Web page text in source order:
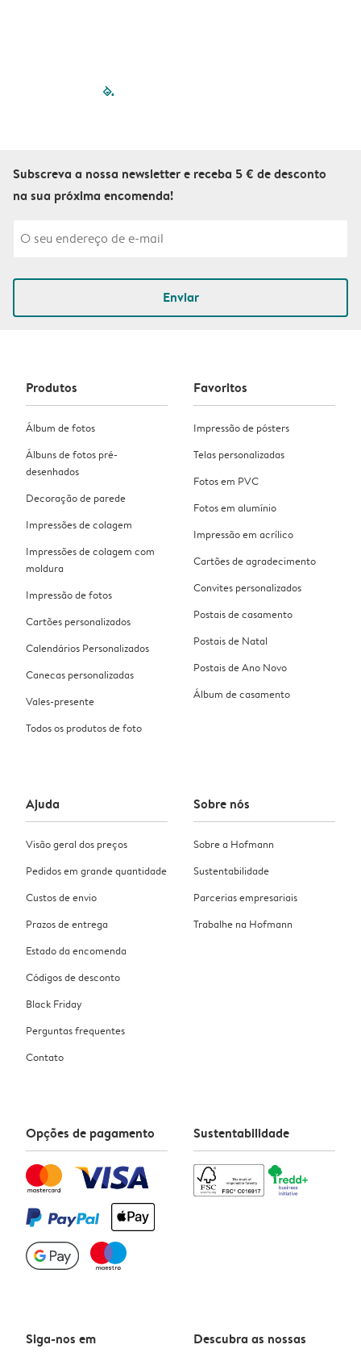
filled-pagination
Subscreva a nossa newsletter e receba 5 € de desconto
na sua próxima encomenda!
Enviar
Produtos
Álbum de fotos
Álbuns de fotos pré-
desenhados
Decoração de parede
Impressões de colagem
Impressões de colagem com
moldura
Impressão de fotos
Cartões personalizados
Calendários Personalizados
Canecas personalizadas
Vales-presente
Todos os produtos de foto
Favoritos
Impressão de pósters
Telas personalizadas
Fotos em PVC
Fotos em alumínio
Impressão em acrílico
Cartões de agradecimento
Convites personalizados
Postais de casamento
Postais de Natal
Postais de Ano Novo
Álbum de casamento
Ajuda
Visão geral dos preços
Pedidos em grande quantidade
Custos de envio
Prazos de entrega
Estado da encomenda
Códigos de desconto
Black Friday
Perguntas frequentes
Contato
Sobre nós
Sobre a Hofmann
Sustentabilidade
Parcerias empresariais
Trabalhe na Hofmann
Opções de pagamento Sustentabilidade
Siga-nos em
Descubra as nossas